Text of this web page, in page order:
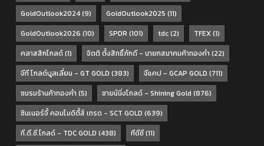
GoldOutlook2024(9) GoldOutlook2025 (11)
GoldOutlook2026 (10) SPDR (101) tdc(2) TFEX(1)
คลาสสิกโกลด์(1) จิตติ ตั้งสิทธิ์ภักดี - นายกสมาคมค้าทองคำ (22)
จีที โกลด์บูลเลี่ยน - GT GOLD (383) จีแคป - GCAP GOLD (711)
ชมรมร้านค้าทองคำ (5) ชายน์นิ่งโกลด์ - Shining Gold (876)
ซินเนอร์จี้ คอมโมดิตี้ส์ เทรด - SCT GOLD (639)
ที.ดี.ซี.โกลด์ - TDC GOLD (438) ทีดีซี(11)